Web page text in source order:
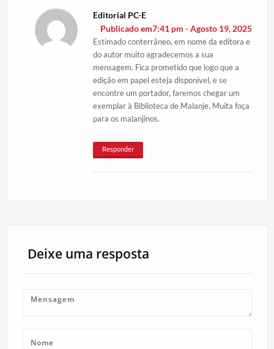
Editorial PC-E
Publicado em7:41 pm - Agosto 19, 2025
Estimado conterrâneo, em nome da editora e
do autor muito agradecemos a sua
mensagem. Fica prometido que logo que a
edição em papel esteja disponível, e se
encontre um portador, faremos chegar um
exemplar à Biblioteca de Malanje. Muita foça
para os malanjinos.
Responder
Deixe uma resposta